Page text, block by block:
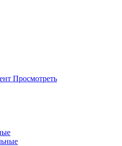
Просмотреть